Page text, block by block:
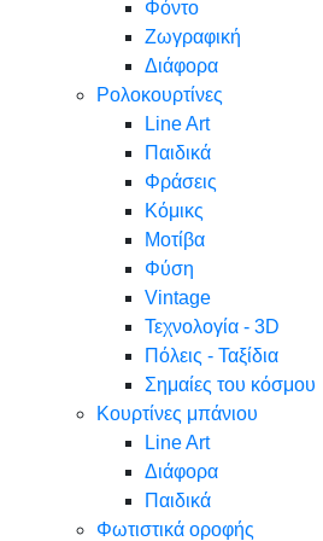
Φόντο
Ζωγραφική
Διάφορα
Ρολοκουρτίνες
Line Art
Παιδικά
Φράσεις
Κόμικς
Μοτίβα
Φύση
Vintage
Τεχνολογία - 3D
Πόλεις - Ταξίδια
Σημαίες του κόσμου
Κουρτίνες μπάνιου
Line Art
Διάφορα
Παιδικά
Φωτιστικά οροφής